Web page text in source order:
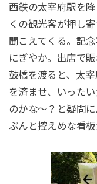
西鉄の太宰府駅を
くの観光客が押し
聞こえてくる。記
にぎやか。出店で
鼓橋を渡ると、太
を済ませ、いった
のかな〜？と疑問
ぶんと控えめな看板